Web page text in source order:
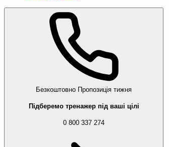
Безкоштовно Пропозиція тижня
Підберемо тренажер під ваші цілі
0 800 337 274